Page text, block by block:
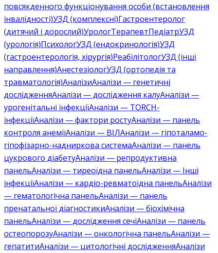
повсякденного функціонування особи (встановлення
інвалідності)УЗД (комплексні)Гастроентеролог
(дитячий і дорослий)УрологТерапевтПедіатрУЗД
(урологія)ПсихологУЗД (ендокринологія)УЗД
(гастроентерологія, хірургія)РеабілітологУЗД (інші
направлення)АнестезіологУЗД (ортопедія та
травматологія)АналізиАналізи — генетичні
дослідженняАналізи — дослідження калуАналізи —
урогенітальні інфекціїАналізи — TORCH-
інфекціїАналізи — фактори ростуАналізи — панель
контроля анеміїАналізи — ВІЛАналізи — гіпоталамо-
гіпофізарно-надниркова системаАналізи — панель
цукрового діабетуАналізи — репродуктивна
панельАналізи — тиреоїдна панельАналізи — Інші
інфекціїАналізи — кардіо-ревматоїдна панельАналізи
— гематологічна панельАналізи — панель
пренатальної діагностикиАналізи — біохімічна
панельАналізи — дослідження сечіАналізи — панель
остеопорозуАналізи — онкологічна панельАналізи —
гепатитиАналізи — цитологічні дослідженняАналізи